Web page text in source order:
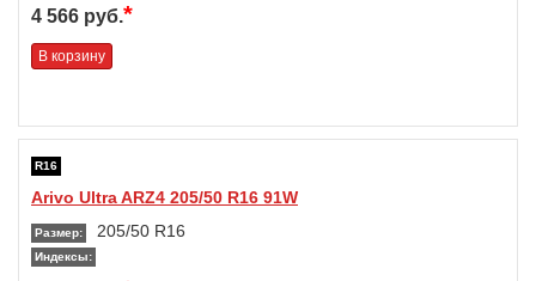
4 566 руб.*
В корзину
R16
Arivo Ultra ARZ4 205/50 R16 91W
Размер: 205/50 R16
Индексы: